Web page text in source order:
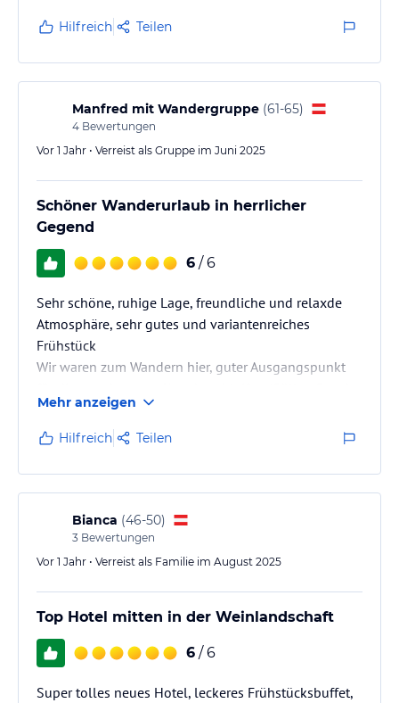
Hilfreich Teilen
Manfred mit Wandergruppe (61-65)
4 Bewertungen
Vor 1 Jahr • Verreist als Gruppe im Juni 2025
Schöner Wanderurlaub in herrlicher
Gegend
6 / 6
Sehr schöne, ruhige Lage, freundliche und relaxde
Atmosphäre, sehr gutes und variantenreiches
Frühstück
Wir waren zum Wandern hier, guter Ausgangspunkt
Zotter-Runde) oder zu Fuß zur Sekt Manufaktur.
Buschenschank und Restaraunts zu Fuß leicht
Die zur Verfügung gestellte Sommergenußkarte gibt
viele Gratis-Events
Mehr anzeigen
Hilfreich Teilen
Bianca (46-50)
3 Bewertungen
Vor 1 Jahr • Verreist als Familie im August 2025
Top Hotel mitten in der Weinlandschaft
6 / 6
Super tolles neues Hotel, leckeres Frühstücksbuffet,